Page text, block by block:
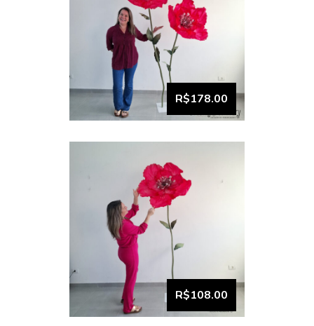
VISUALIZAR
R$178.00
VISUALIZAR
Flor Gigante Unitária Pink
Cereja (1)
R$108.00
Flor Gigante Papoula Coral
Unitário (2)